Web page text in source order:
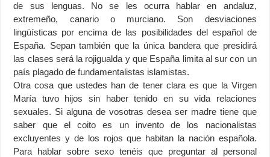
de sus lenguas. No se les ocurra hablar en andaluz,
extremeño, canario o murciano. Son desviaciones
lingüísticas por encima de las posibilidades del español de
España. Sepan también que la única bandera que presidirá
las clases será la rojigualda y que España limita al sur con un
país plagado de fundamentalistas islamistas.
Otra cosa que ustedes han de tener clara es que la Virgen
María tuvo hijos sin haber tenido en su vida relaciones
sexuales. Si alguna de vosotras desea ser madre tiene que
saber que el coito es un invento de los nacionalistas
excluyentes y de los rojos que habitan la nación española.
Para hablar sobre sexo tenéis que preguntar al personal